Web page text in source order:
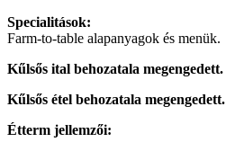
Specialitások:
Farm-to-table alapanyagok és menük.
Kűlsős ital behozatala megengedett.
Kűlsős étel behozatala megengedett.
Étterm jellemzői: